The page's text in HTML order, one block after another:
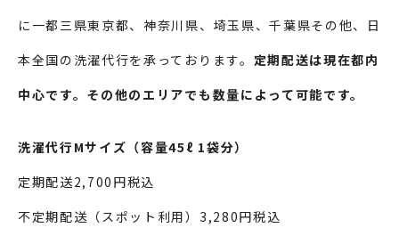
に一都三県東京都、神奈川県、埼玉県、千葉県その他、日
本全国の洗濯代行を承っております。 定期配送は現在都内
中心です。その他のエリアでも数量によって可能です。
洗濯代行Mサイズ（容量45ℓ 1袋分）
定期配送2,700円税込
不定期配送（スポット利用）3,280円税込